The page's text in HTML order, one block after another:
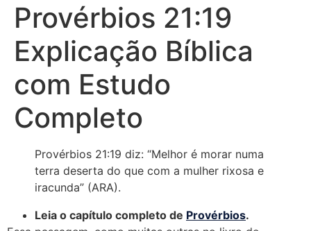
Provérbios 21:19
Explicação Bíblica
com Estudo
Completo
Provérbios 21:19 diz: “Melhor é morar numa
terra deserta do que com a mulher rixosa e
iracunda” (ARA).
Leia o capítulo completo de Provérbios.